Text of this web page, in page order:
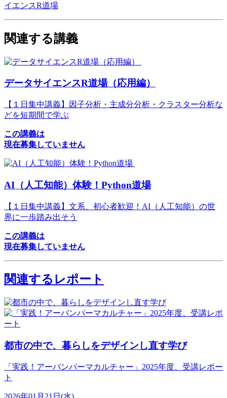
イエンスR道場
関連する講義
データサイエンスR道場（応用編）
【１日集中講義】因子分析・主成分分析・クラスター分析な
どを短期間で学ぶ
この講義は
現在募集していません
AI（人工知能）体験！Python道場
【１日集中講義】文系、初心者歓迎！AI（人工知能）の世
界に一歩踏み出そう
この講義は
現在募集していません
関連するレポート
都市の中で、暮らしをデザインし直す学び
「実践！アーバンパーマカルチャー」2025年度、受講レポー
ト
2026年01月21日(水)